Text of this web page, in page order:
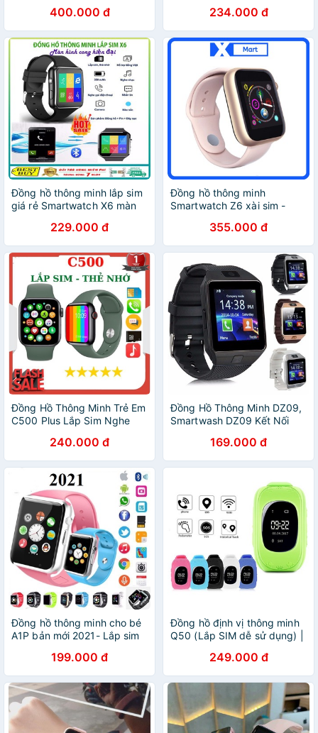
Sức Khỏe400.000 đ 234.000 đ
Đồng hồ thông minh lắp sim
giá rẻ Smartwatch X6 màn
229.000 đ
Đồng hồ thông minh
Smartwatch Z6 xài sim -
rời được, lắp sim nghe gọi
thoải mái
355.000 đ
Đồng Hồ Thông Minh Trẻ Em
C500 Plus Lắp Sim Nghe
Trai Và Bé Gái,Đồng Hồ Lắp
Sim Bảo Hành 1 Năm
240.000 đ
Đồng Hồ Thông Minh DZ09,
Smartwash DZ09 Kết Nối
Tiếng VIệt169.000 đ
Đồng hồ thông minh cho bé
A1P bản mới 2021- Lắp sim
199.000 đ
Đồng hồ định vị thông minh
Q50 (Lắp SIM dễ sử dụng) |
249.000 đ